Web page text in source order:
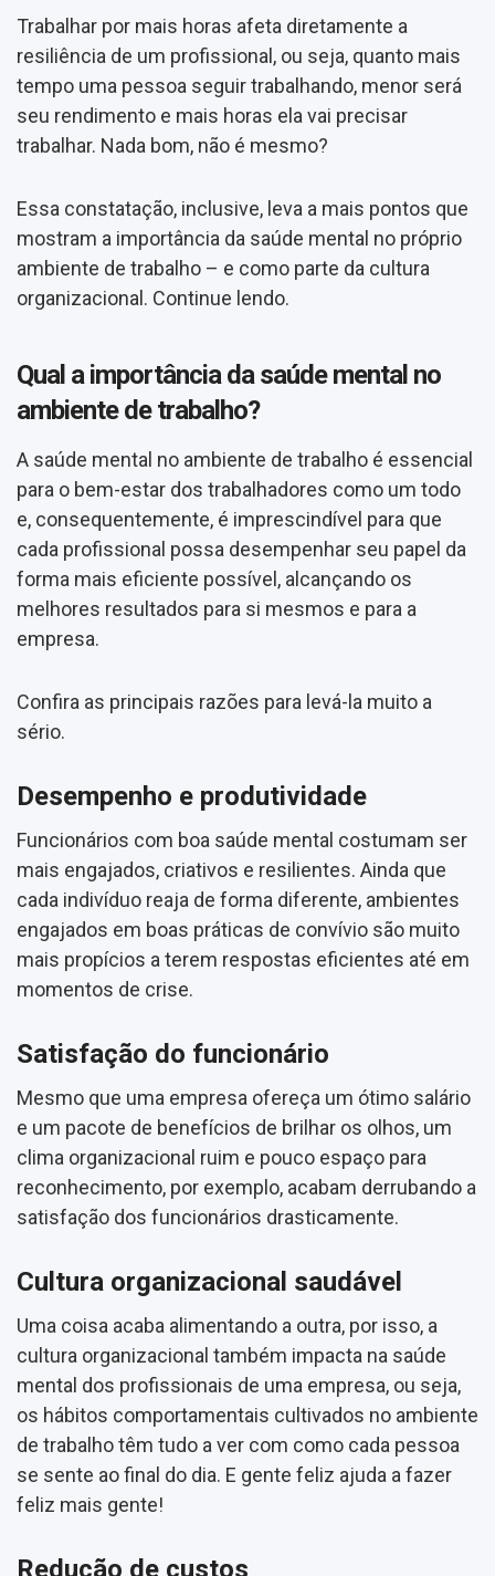
Trabalhar por mais horas afeta diretamente a
resiliência de um profissional, ou seja, quanto mais
tempo uma pessoa seguir trabalhando, menor será
seu rendimento e mais horas ela vai precisar
trabalhar. Nada bom, não é mesmo?
Essa constatação, inclusive, leva a mais pontos que
mostram a importância da saúde mental no próprio
ambiente de trabalho – e como parte da cultura
organizacional. Continue lendo.
Qual a importância da saúde mental no
ambiente de trabalho?
A saúde mental no ambiente de trabalho é essencial
para o bem-estar dos trabalhadores como um todo
e, consequentemente, é imprescindível para que
cada profissional possa desempenhar seu papel da
forma mais eficiente possível, alcançando os
melhores resultados para si mesmos e para a
empresa.
Confira as principais razões para levá-la muito a
sério.
Desempenho e produtividade
Funcionários com boa saúde mental costumam ser
mais engajados, criativos e resilientes. Ainda que
cada indivíduo reaja de forma diferente, ambientes
engajados em boas práticas de convívio são muito
mais propícios a terem respostas eficientes até em
momentos de crise.
Satisfação do funcionário
Mesmo que uma empresa ofereça um ótimo salário
e um pacote de benefícios de brilhar os olhos, um
clima organizacional ruim e pouco espaço para
reconhecimento, por exemplo, acabam derrubando a
satisfação dos funcionários drasticamente.
Cultura organizacional saudável
Uma coisa acaba alimentando a outra, por isso, a
cultura organizacional também impacta na saúde
mental dos profissionais de uma empresa, ou seja,
os hábitos comportamentais cultivados no ambiente
de trabalho têm tudo a ver com como cada pessoa
se sente ao final do dia. E gente feliz ajuda a fazer
feliz mais gente!
Redução de custos